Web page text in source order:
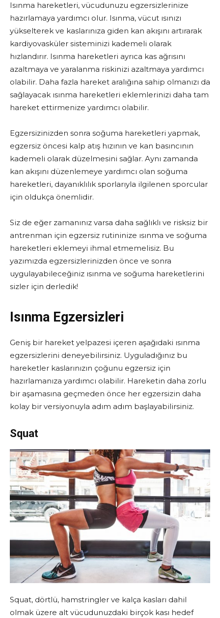
Isınma hareketleri, vücudunuzu egzersizlerinize
hazırlamaya yardımcı olur. Isınma, vücut ısınızı
yükselterek ve kaslarınıza giden kan akışını artırarak
kardiyovasküler sisteminizi kademeli olarak
hızlandırır. Isınma hareketleri ayrıca kas ağrısını
azaltmaya ve yaralanma riskinizi azaltmaya yardımcı
olabilir. Daha fazla hareket aralığına sahip olmanızı da
sağlayacak ısınma hareketleri eklemlerinizi daha tam
hareket ettirmenize yardımcı olabilir.
Egzersizinizden sonra soğuma hareketleri yapmak,
egzersiz öncesi kalp atış hızının ve kan basıncının
kademeli olarak düzelmesini sağlar. Aynı zamanda
kan akışını düzenlemeye yardımcı olan soğuma
hareketleri, dayanıklılık sporlarıyla ilgilenen sporcular
için oldukça önemlidir.
Siz de eğer zamanınız varsa daha sağlıklı ve risksiz bir
antrenman için egzersiz rutininize ısınma ve soğuma
hareketleri eklemeyi ihmal etmemelisiz. Bu
yazımızda egzersizlerinizden önce ve sonra
uygulayabileceğiniz ısınma ve soğuma hareketlerini
sizler için derledik!
Isınma Egzersizleri
Geniş bir hareket yelpazesi içeren aşağıdaki ısınma
egzersizlerini deneyebilirsiniz. Uyguladığınız bu
hareketler kaslarınızın çoğunu egzersiz için
hazırlamanıza yardımcı olabilir. Hareketin daha zorlu
bir aşamasına geçmeden önce her egzersizin daha
kolay bir versiyonuyla adım adım başlayabilirsiniz.
Squat
Squat, dörtlü, hamstringler ve kalça kasları dahil
olmak üzere alt vücudunuzdaki birçok kası hedef